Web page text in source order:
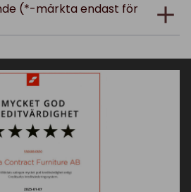
(*-märkta endast för